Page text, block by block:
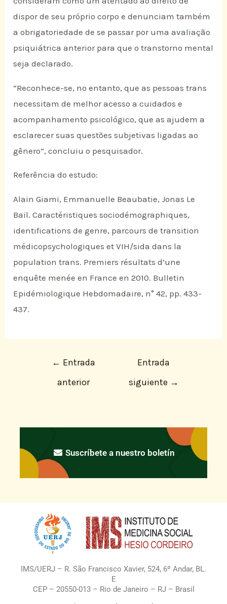
dispor de seu próprio corpo e denunciam também
a obrigatoriedade de se passar por uma avaliação
psiquiátrica anterior para que o transtorno mental
seja declarado.
“Reconhece-se, no entanto, que as pessoas trans
necessitam de melhor acesso a cuidados e
acompanhamento psicológico, que as ajudem a
esclarecer suas questões subjetivas ligadas ao
gênero”, concluiu o pesquisador.
Referência do estudo:
Alain Giami, Emmanuelle Beaubatie, Jonas Le
Bail. Caractéristiques sociodémographiques,
identifications de genre, parcours de transition
médicopsychologiques et VIH/sida dans la
population trans. Premiers résultats d’une
enquête menée en France en 2010. Bulletin
Epidémiologique Hebdomadaire, n° 42, pp. 433-
437.
← Entrada
anterior
Entrada
siguiente →
Suscríbete a nuestro boletín
IMS/UERJ – R. São Francisco Xavier, 524, 6º Andar, BL.
E
CEP – 20550-013 – Rio de Janeiro – RJ – Brasil